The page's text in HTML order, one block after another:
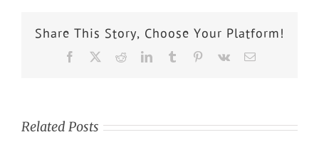
Share This Story, Choose Your Platform!
Related Posts